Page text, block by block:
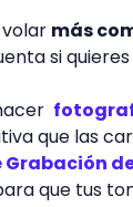
más
si
que las
Grabación
que tus